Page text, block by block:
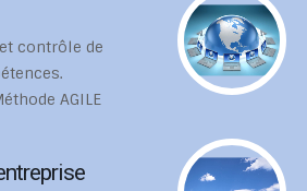
contrôle de
AGILE